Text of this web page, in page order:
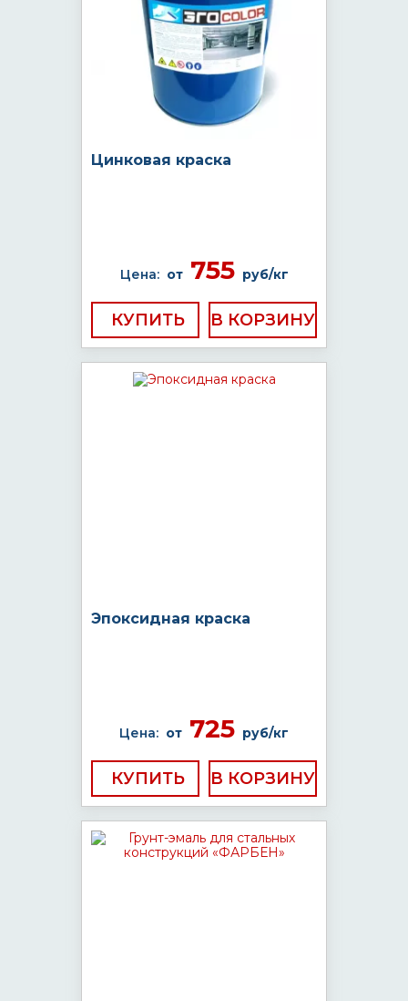
Цинковая краска
Цена: от755 руб/кг
КУПИТЬ
Эпоксидная краска
Цена: от 725 руб/кг
КУПИТЬ